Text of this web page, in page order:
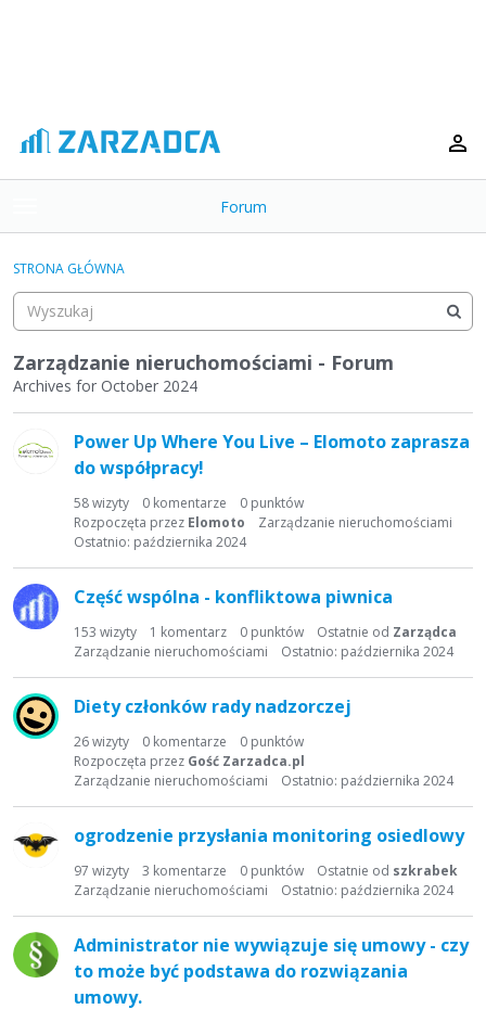
o
g
e
m
e
n
Forum
Kategorie
Dyskusje
Aktywność
STRONA GŁÓWNA
Zarządzanie nieruchomościami - Forum
Archives for October 2024
y
s
k
y
j
n
Power Up Where You Live – Elomoto zaprasza
do współpracy!
58wizyty 0 komentarze 0 punktów
Rozpoczęta przez Elomoto
Ostatnio: października 2024
Zarządzanie nieruchomościami
Część wspólna - konfliktowa piwnica
153 wizyty 1 komentarz 0 punktów Ostatnie od Zarządca
Ostatnio: października 2024
Zarządzanie nieruchomościami
Diety członków rady nadzorczej
26wizyty 0 komentarze 0 punktów
Rozpoczęta przez Gość Zarzadca.pl
Ostatnio: października 2024
Zarządzanie nieruchomościami
ogrodzenie przysłania monitoring osiedlowy
97 wizyty 3 komentarze 0 punktów Ostatnie od szkrabek
Ostatnio: października 2024
Zarządzanie nieruchomościami
Administrator nie wywiązuje się umowy - czy
to może być podstawa do rozwiązania
umowy.